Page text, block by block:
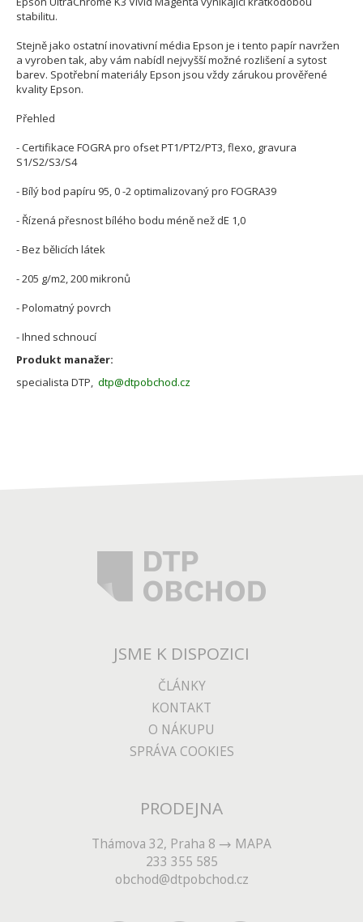
stabilitu.
Stejně jako ostatní inovativní média Epson je i tento papír navržen
a vyroben tak, aby vám nabídl nejvyšší možné rozlišení a sytost
barev. Spotřební materiály Epson jsou vždy zárukou prověřené
kvality Epson.
Přehled
- Certifikace FOGRA pro ofset PT1/PT2/PT3, flexo, gravura
S1/S2/S3/S4
- Bílý bod papíru 95, 0 -2 optimalizovaný pro FOGRA39
- Řízená přesnost bílého bodu méně než dE 1,0
- Bez bělicích látek
- 205 g/m2, 200 mikronů
- Polomatný povrch
- Ihned schnoucí
Produkt manažer:
specialista DTP, dtp@dtpobchod.cz
JSME K DISPOZICI
ČLÁNKY
KONTAKT
O NÁKUPU
SPRÁVA COOKIES
PRODEJNA
Thámova 32, Praha 8
MAPA
233 355 585
obchod@dtpobchod.cz